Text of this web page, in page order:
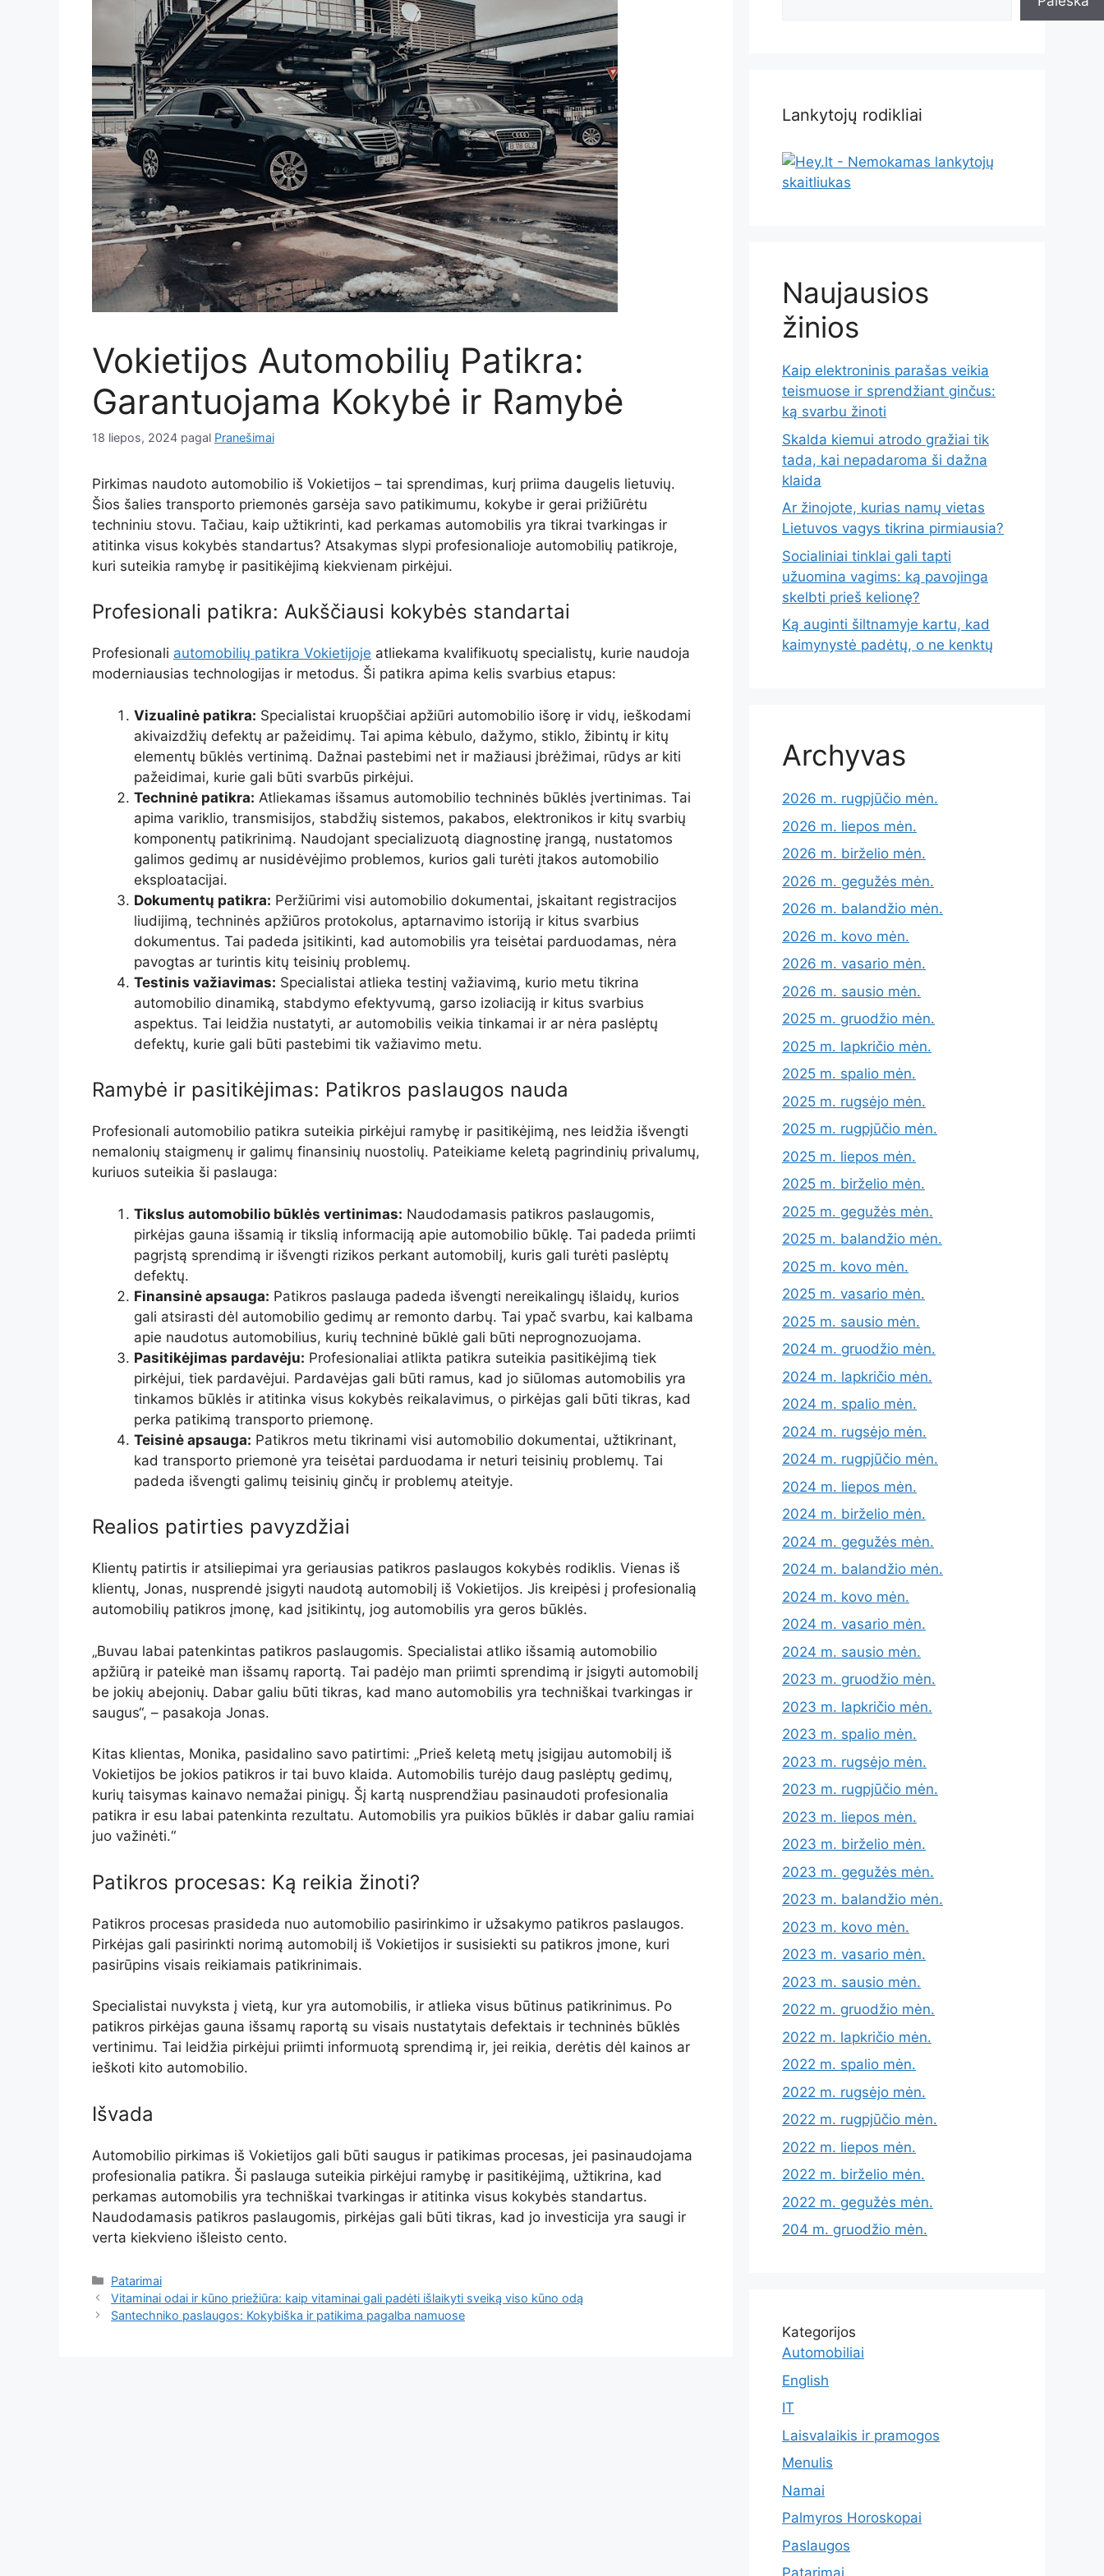
Vokietijos Automobilių Patikra:
Garantuojama Kokybė ir Ramybė
18 liepos, 2024 pagal Pranešimai
Pirkimas naudoto automobilio iš Vokietijos – tai sprendimas, kurį priima daugelis lietuvių.
Šios šalies transporto priemonės garsėja savo patikimumu, kokybe ir gerai prižiūrėtu
techniniu stovu. Tačiau, kaip užtikrinti, kad perkamas automobilis yra tikrai tvarkingas ir
atitinka visus kokybės standartus? Atsakymas slypi profesionalioje automobilių patikroje,
kuri suteikia ramybę ir pasitikėjimą kiekvienam pirkėjui.
Profesionali patikra: Aukščiausi kokybės standartai
Profesionali automobilių patikra Vokietijoje atliekama kvalifikuotų specialistų, kurie naudoja
moderniausias technologijas ir metodus. Ši patikra apima kelis svarbius etapus:
Vizualinė patikra: Specialistai kruopščiai apžiūri automobilio išorę ir vidų, ieškodami
akivaizdžių defektų ar pažeidimų. Tai apima kėbulo, dažymo, stiklo, žibintų ir kitų
elementų būklės vertinimą. Dažnai pastebimi net ir mažiausi įbrėžimai, rūdys ar kiti
pažeidimai, kurie gali būti svarbūs pirkėjui.
Techninė patikra: Atliekamas išsamus automobilio techninės būklės įvertinimas. Tai
apima variklio, transmisijos, stabdžių sistemos, pakabos, elektronikos ir kitų svarbių
komponentų patikrinimą. Naudojant specializuotą diagnostinę įrangą, nustatomos
galimos gedimų ar nusidėvėjimo problemos, kurios gali turėti įtakos automobilio
eksploatacijai.
Dokumentų patikra: Peržiūrimi visi automobilio dokumentai, įskaitant registracijos
liudijimą, techninės apžiūros protokolus, aptarnavimo istoriją ir kitus svarbius
dokumentus. Tai padeda įsitikinti, kad automobilis yra teisėtai parduodamas, nėra
pavogtas ar turintis kitų teisinių problemų.
Testinis važiavimas: Specialistai atlieka testinį važiavimą, kurio metu tikrina
automobilio dinamiką, stabdymo efektyvumą, garso izoliaciją ir kitus svarbius
aspektus. Tai leidžia nustatyti, ar automobilis veikia tinkamai ir ar nėra paslėptų
defektų, kurie gali būti pastebimi tik važiavimo metu.
Ramybė ir pasitikėjimas: Patikros paslaugos nauda
Profesionali automobilio patikra suteikia pirkėjui ramybę ir pasitikėjimą, nes leidžia išvengti
nemalonių staigmenų ir galimų finansinių nuostolių. Pateikiame keletą pagrindinių privalumų,
kuriuos suteikia ši paslauga:
Tikslus automobilio būklės vertinimas: Naudodamasis patikros paslaugomis,
pirkėjas gauna išsamią ir tikslią informaciją apie automobilio būklę. Tai padeda priimti
pagrįstą sprendimą ir išvengti rizikos perkant automobilį, kuris gali turėti paslėptų
defektų.
Finansinė apsauga: Patikros paslauga padeda išvengti nereikalingų išlaidų, kurios
gali atsirasti dėl automobilio gedimų ar remonto darbų. Tai ypač svarbu, kai kalbama
apie naudotus automobilius, kurių techninė būklė gali būti neprognozuojama.
Pasitikėjimas pardavėju: Profesionaliai atlikta patikra suteikia pasitikėjimą tiek
pirkėjui, tiek pardavėjui. Pardavėjas gali būti ramus, kad jo siūlomas automobilis yra
tinkamos būklės ir atitinka visus kokybės reikalavimus, o pirkėjas gali būti tikras, kad
perka patikimą transporto priemonę.
Teisinė apsauga: Patikros metu tikrinami visi automobilio dokumentai, užtikrinant,
kad transporto priemonė yra teisėtai parduodama ir neturi teisinių problemų. Tai
padeda išvengti galimų teisinių ginčų ir problemų ateityje.
Realios patirties pavyzdžiai
Klientų patirtis ir atsiliepimai yra geriausias patikros paslaugos kokybės rodiklis. Vienas iš
klientų, Jonas, nusprendė įsigyti naudotą automobilį iš Vokietijos. Jis kreipėsi į profesionalią
automobilių patikros įmonę, kad įsitikintų, jog automobilis yra geros būklės.
„Buvau labai patenkintas patikros paslaugomis. Specialistai atliko išsamią automobilio
apžiūrą ir pateikė man išsamų raportą. Tai padėjo man priimti sprendimą ir įsigyti automobilį
be jokių abejonių. Dabar galiu būti tikras, kad mano automobilis yra techniškai tvarkingas ir
saugus“, – pasakoja Jonas.
Kitas klientas, Monika, pasidalino savo patirtimi: „Prieš keletą metų įsigijau automobilį iš
Vokietijos be jokios patikros ir tai buvo klaida. Automobilis turėjo daug paslėptų gedimų,
kurių taisymas kainavo nemažai pinigų. Šį kartą nusprendžiau pasinaudoti profesionalia
patikra ir esu labai patenkinta rezultatu. Automobilis yra puikios būklės ir dabar galiu ramiai
juo važinėti.“
Patikros procesas: Ką reikia žinoti?
Patikros procesas prasideda nuo automobilio pasirinkimo ir užsakymo patikros paslaugos.
Pirkėjas gali pasirinkti norimą automobilį iš Vokietijos ir susisiekti su patikros įmone, kuri
pasirūpins visais reikiamais patikrinimais.
Specialistai nuvyksta į vietą, kur yra automobilis, ir atlieka visus būtinus patikrinimus. Po
patikros pirkėjas gauna išsamų raportą su visais nustatytais defektais ir techninės būklės
vertinimu. Tai leidžia pirkėjui priimti informuotą sprendimą ir, jei reikia, derėtis dėl kainos ar
ieškoti kito automobilio.
Išvada
Automobilio pirkimas iš Vokietijos gali būti saugus ir patikimas procesas, jei pasinaudojama
profesionalia patikra. Ši paslauga suteikia pirkėjui ramybę ir pasitikėjimą, užtikrina, kad
perkamas automobilis yra techniškai tvarkingas ir atitinka visus kokybės standartus.
Naudodamasis patikros paslaugomis, pirkėjas gali būti tikras, kad jo investicija yra saugi ir
verta kiekvieno išleisto cento.
Kategorijos
Patarimai
Vitaminai odai ir kūno priežiūra: kaip vitaminai gali padėti išlaikyti sveiką viso kūno odą
Santechniko paslaugos: Kokybiška ir patikima pagalba namuose
Lankytojų rodikliai
Naujausios
žinios
Kaip elektroninis parašas veikia
teismuose ir sprendžiant ginčus:
ką svarbu žinoti
Skalda kiemui atrodo gražiai tik
tada, kai nepadaroma ši dažna
klaida
Ar žinojote, kurias namų vietas
Lietuvos vagys tikrina pirmiausia?
Socialiniai tinklai gali tapti
užuomina vagims: ką pavojinga
skelbti prieš kelionę?
Ką auginti šiltnamyje kartu, kad
kaimynystė padėtų, o ne kenktų
Archyvas
2026 m. rugpjūčio mėn.
2026 m. liepos mėn.
2026 m. birželio mėn.
2026 m. gegužės mėn.
2026 m. balandžio mėn.
2026 m. kovo mėn.
2026 m. vasario mėn.
2026 m. sausio mėn.
2025 m. gruodžio mėn.
2025 m. lapkričio mėn.
2025 m. spalio mėn.
2025 m. rugsėjo mėn.
2025 m. rugpjūčio mėn.
2025 m. liepos mėn.
2025 m. birželio mėn.
2025 m. gegužės mėn.
2025 m. balandžio mėn.
2025 m. kovo mėn.
2025 m. vasario mėn.
2025 m. sausio mėn.
2024 m. gruodžio mėn.
2024 m. lapkričio mėn.
2024 m. spalio mėn.
2024 m. rugsėjo mėn.
2024 m. rugpjūčio mėn.
2024 m. liepos mėn.
2024 m. birželio mėn.
2024 m. gegužės mėn.
2024 m. balandžio mėn.
2024 m. kovo mėn.
2024 m. vasario mėn.
2024 m. sausio mėn.
2023 m. gruodžio mėn.
2023 m. lapkričio mėn.
2023 m. spalio mėn.
2023 m. rugsėjo mėn.
2023 m. rugpjūčio mėn.
2023 m. liepos mėn.
2023 m. birželio mėn.
2023 m. gegužės mėn.
2023 m. balandžio mėn.
2023 m. kovo mėn.
2023 m. vasario mėn.
2023 m. sausio mėn.
2022 m. gruodžio mėn.
2022 m. lapkričio mėn.
2022 m. spalio mėn.
2022 m. rugsėjo mėn.
2022 m. rugpjūčio mėn.
2022 m. liepos mėn.
2022 m. birželio mėn.
2022 m. gegužės mėn.
204 m. gruodžio mėn.
Kategorijos
Automobiliai
English
IT
Laisvalaikis ir pramogos
Menulis
Namai
Palmyros Horoskopai
Paslaugos